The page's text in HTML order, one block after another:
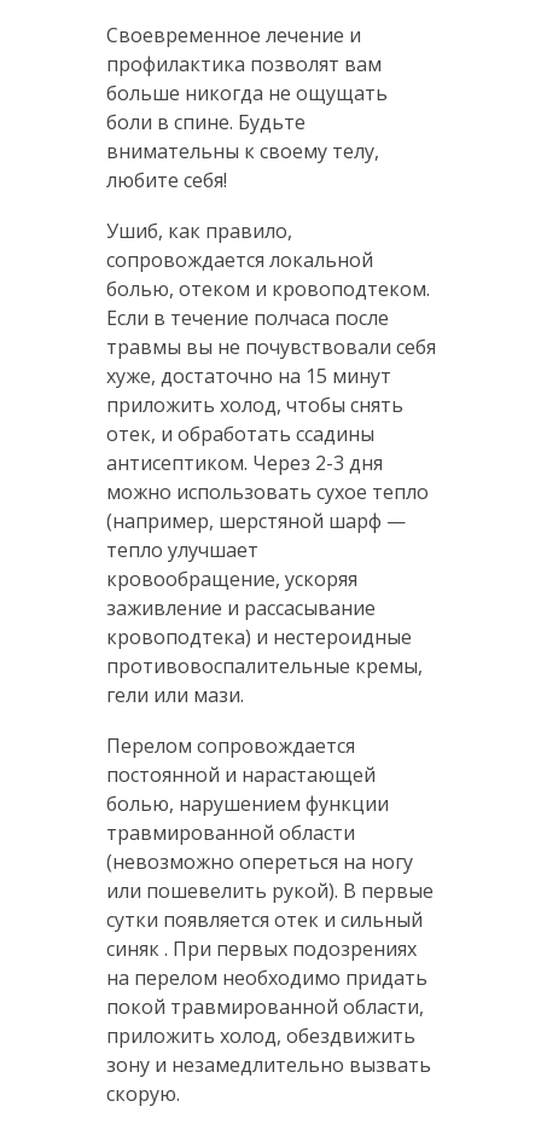
Своевременное лечение и
профилактика позволят вам
больше никогда не ощущать
боли в спине. Будьте
внимательны к своему телу,
любите себя!
Ушиб, как правило,
сопровождается локальной
болью, отеком и кровоподтеком.
Если в течение полчаса после
травмы вы не почувствовали себя
хуже, достаточно на 15 минут
приложить холод, чтобы снять
отек, и обработать ссадины
антисептиком. Через 2-3 дня
можно использовать сухое тепло
(например, шерстяной шарф —
тепло улучшает
кровообращение, ускоряя
заживление и рассасывание
кровоподтека) и нестероидные
противовоспалительные кремы,
гели или мази.
Перелом сопровождается
постоянной и нарастающей
болью, нарушением функции
травмированной области
(невозможно опереться на ногу
или пошевелить рукой). В первые
сутки появляется отек и сильный
синяк . При первых подозрениях
на перелом необходимо придать
покой травмированной области,
приложить холод, обездвижить
зону и незамедлительно вызвать
скорую.